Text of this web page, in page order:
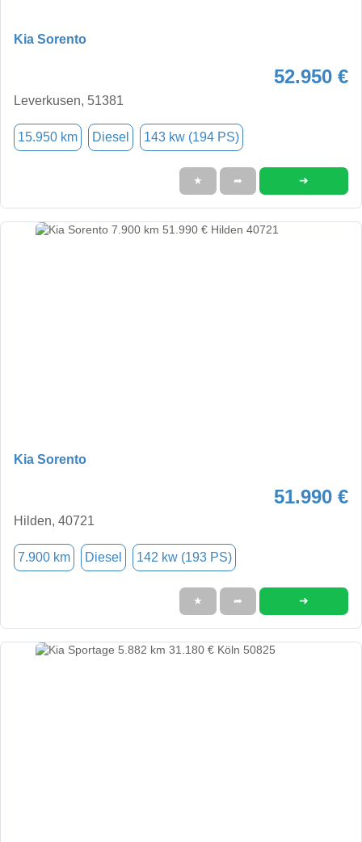
Kia Sorento
52.950 €
Leverkusen, 51381
15.950 km Diesel 143 kw (194 PS)
★ ➦ ➜
Kia Sorento
51.990 €
Hilden, 40721
7.900 km Diesel 142 kw (193 PS)
★ ➦ ➜